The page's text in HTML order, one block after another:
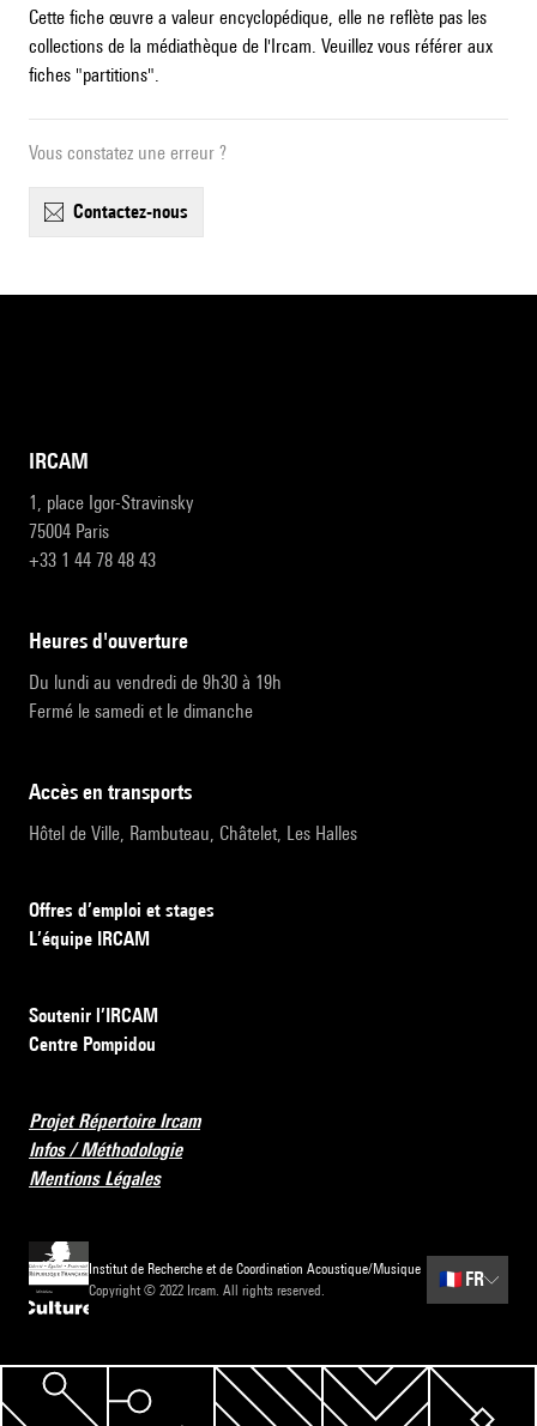
Cette fiche œuvre a valeur encyclopédique, elle ne reflète pas les
collections de la médiathèque de l'Ircam. Veuillez vous référer aux
fiches "partitions".
Vous constatez une erreur ?
contactez-nous
IRCAM
1, place Igor-Stravinsky
75004 Paris
+33 1 44 78 48 43
heures d'ouverture
Du lundi au vendredi de 9h30 à 19h
Fermé le samedi et le dimanche
accès en transports
Hôtel de Ville, Rambuteau, Châtelet, Les Halles
Offres d’emploi et stages
L’équipe IRCAM
Soutenir l’IRCAM
Centre Pompidou
Projet Répertoire Ircam
Infos / Méthodologie
Mentions Légales
Institut de Recherche et de Coordination Acoustique/Musique
Copyright © 2022 Ircam. All rights reserved.
🇫🇷 FR